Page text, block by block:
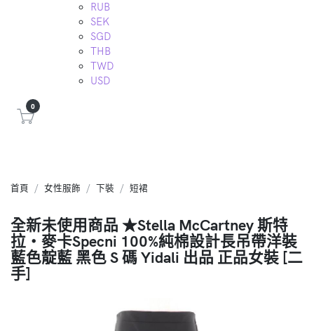
RUB
SEK
SGD
THB
TWD
USD
0
首頁 女性服飾 下裝 短裙
全新未使用商品 ★Stella McCartney 斯特
拉・麥卡Specni 100%純棉設計長吊帶洋裝
藍色靛藍 黑色 S 碼 Yidali 出品 正品女裝 [二
手]